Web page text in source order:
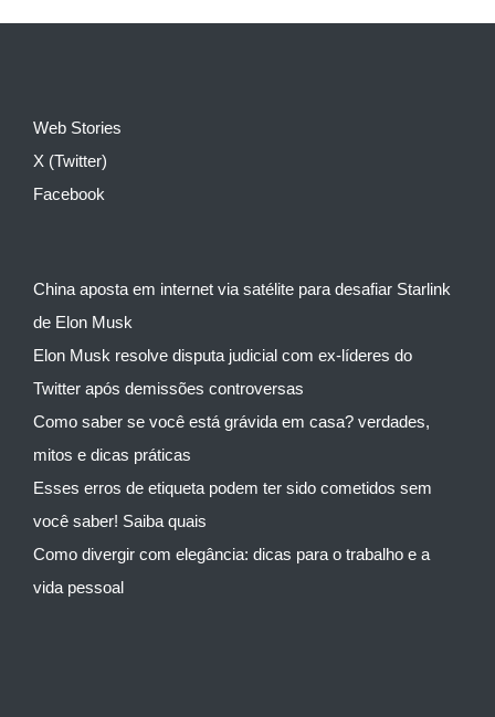
Web Stories
X (Twitter)
Facebook
China aposta em internet via satélite para desafiar Starlink
de Elon Musk
Elon Musk resolve disputa judicial com ex-líderes do
Twitter após demissões controversas
Como saber se você está grávida em casa? verdades,
mitos e dicas práticas
Esses erros de etiqueta podem ter sido cometidos sem
você saber! Saiba quais
Como divergir com elegância: dicas para o trabalho e a
vida pessoal